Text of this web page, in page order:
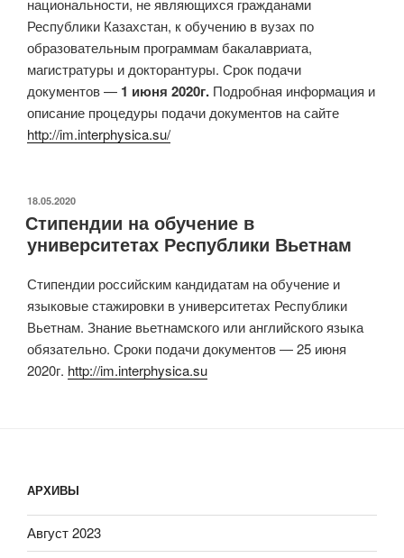
национальности, не являющихся гражданами
Республики Казахстан, к обучению в вузах по
образовательным программам бакалавриата,
магистратуры и докторантуры. Срок подачи
документов — 1 июня 2020г. Подробная информация и
описание процедуры подачи документов на сайте
http://im.interphysica.su/
ОПУБЛИКОВАНО
18.05.2020
Стипендии на обучение в
университетах Республики Вьетнам
Стипендии российским кандидатам на обучение и
языковые стажировки в университетах Республики
Вьетнам. Знание вьетнамского или английского языка
обязательно. Сроки подачи документов — 25 июня
2020г. http://im.interphysica.su
АРХИВЫ
Август 2023